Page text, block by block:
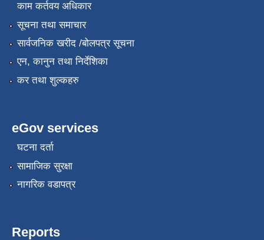
काम कर्तवय अधिकार
सूचना तथा समाचार
सार्वजनिक खरीद /बोलपत्र सूचना
एन, कानुन तथा निर्देशिका
कर तथा शुल्कहरु
eGov services
घटना दर्ता
सामाजिक सुरक्षा
नागरिक वडापत्र
Reports